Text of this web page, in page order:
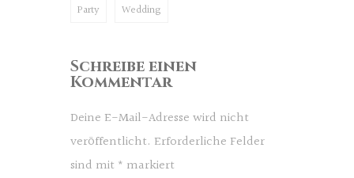
Party Wedding
Schreibe einen
Kommentar
Deine E-Mail-Adresse wird nicht
veröffentlicht. Erforderliche Felder
sind mit * markiert